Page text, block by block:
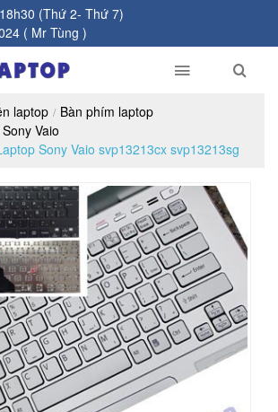
(Thứ 2- Thứ 7)
( Mr Tùng )
laptop
Bàn phím laptop
Vaio
Sony Vaio svp13213cx svp13213sg